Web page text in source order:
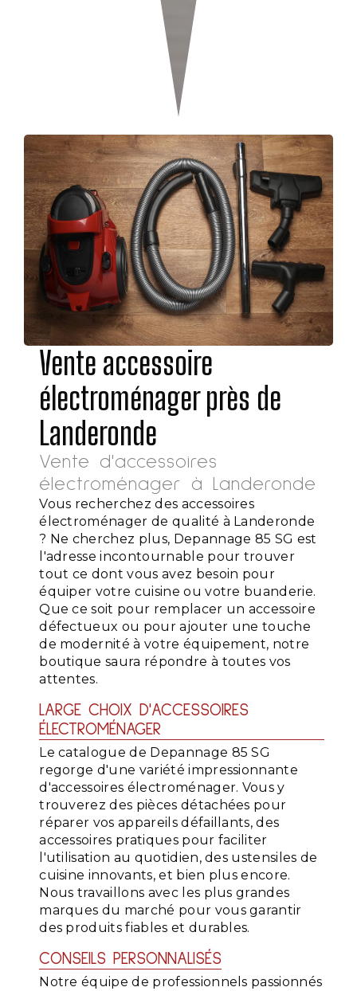
Vente accessoire
électroménager près de
Landeronde
Vente d'accessoires
électroménager à Landeronde
Vous recherchez des accessoires
électroménager de qualité à Landeronde
? Ne cherchez plus, Depannage 85 SG est
l'adresse incontournable pour trouver
tout ce dont vous avez besoin pour
équiper votre cuisine ou votre buanderie.
Que ce soit pour remplacer un accessoire
défectueux ou pour ajouter une touche
de modernité à votre équipement, notre
boutique saura répondre à toutes vos
attentes.
LARGE CHOIX D'ACCESSOIRES
ÉLECTROMÉNAGER
Le catalogue de Depannage 85 SG
regorge d'une variété impressionnante
d'accessoires électroménager. Vous y
trouverez des pièces détachées pour
réparer vos appareils défaillants, des
accessoires pratiques pour faciliter
l'utilisation au quotidien, des ustensiles de
cuisine innovants, et bien plus encore.
Nous travaillons avec les plus grandes
marques du marché pour vous garantir
des produits fiables et durables.
CONSEILS PERSONNALISÉS
Notre équipe de professionnels passionnés